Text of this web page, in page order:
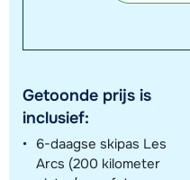
Getoonde prijs is
inclusief:
6-daagse skipas Les
Arcs (200 kilometer